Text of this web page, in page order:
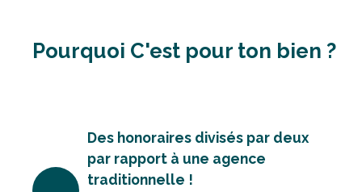
traditionnelle !
Pour améliorer ton net vendeur,
vendre plus vite avec moins de